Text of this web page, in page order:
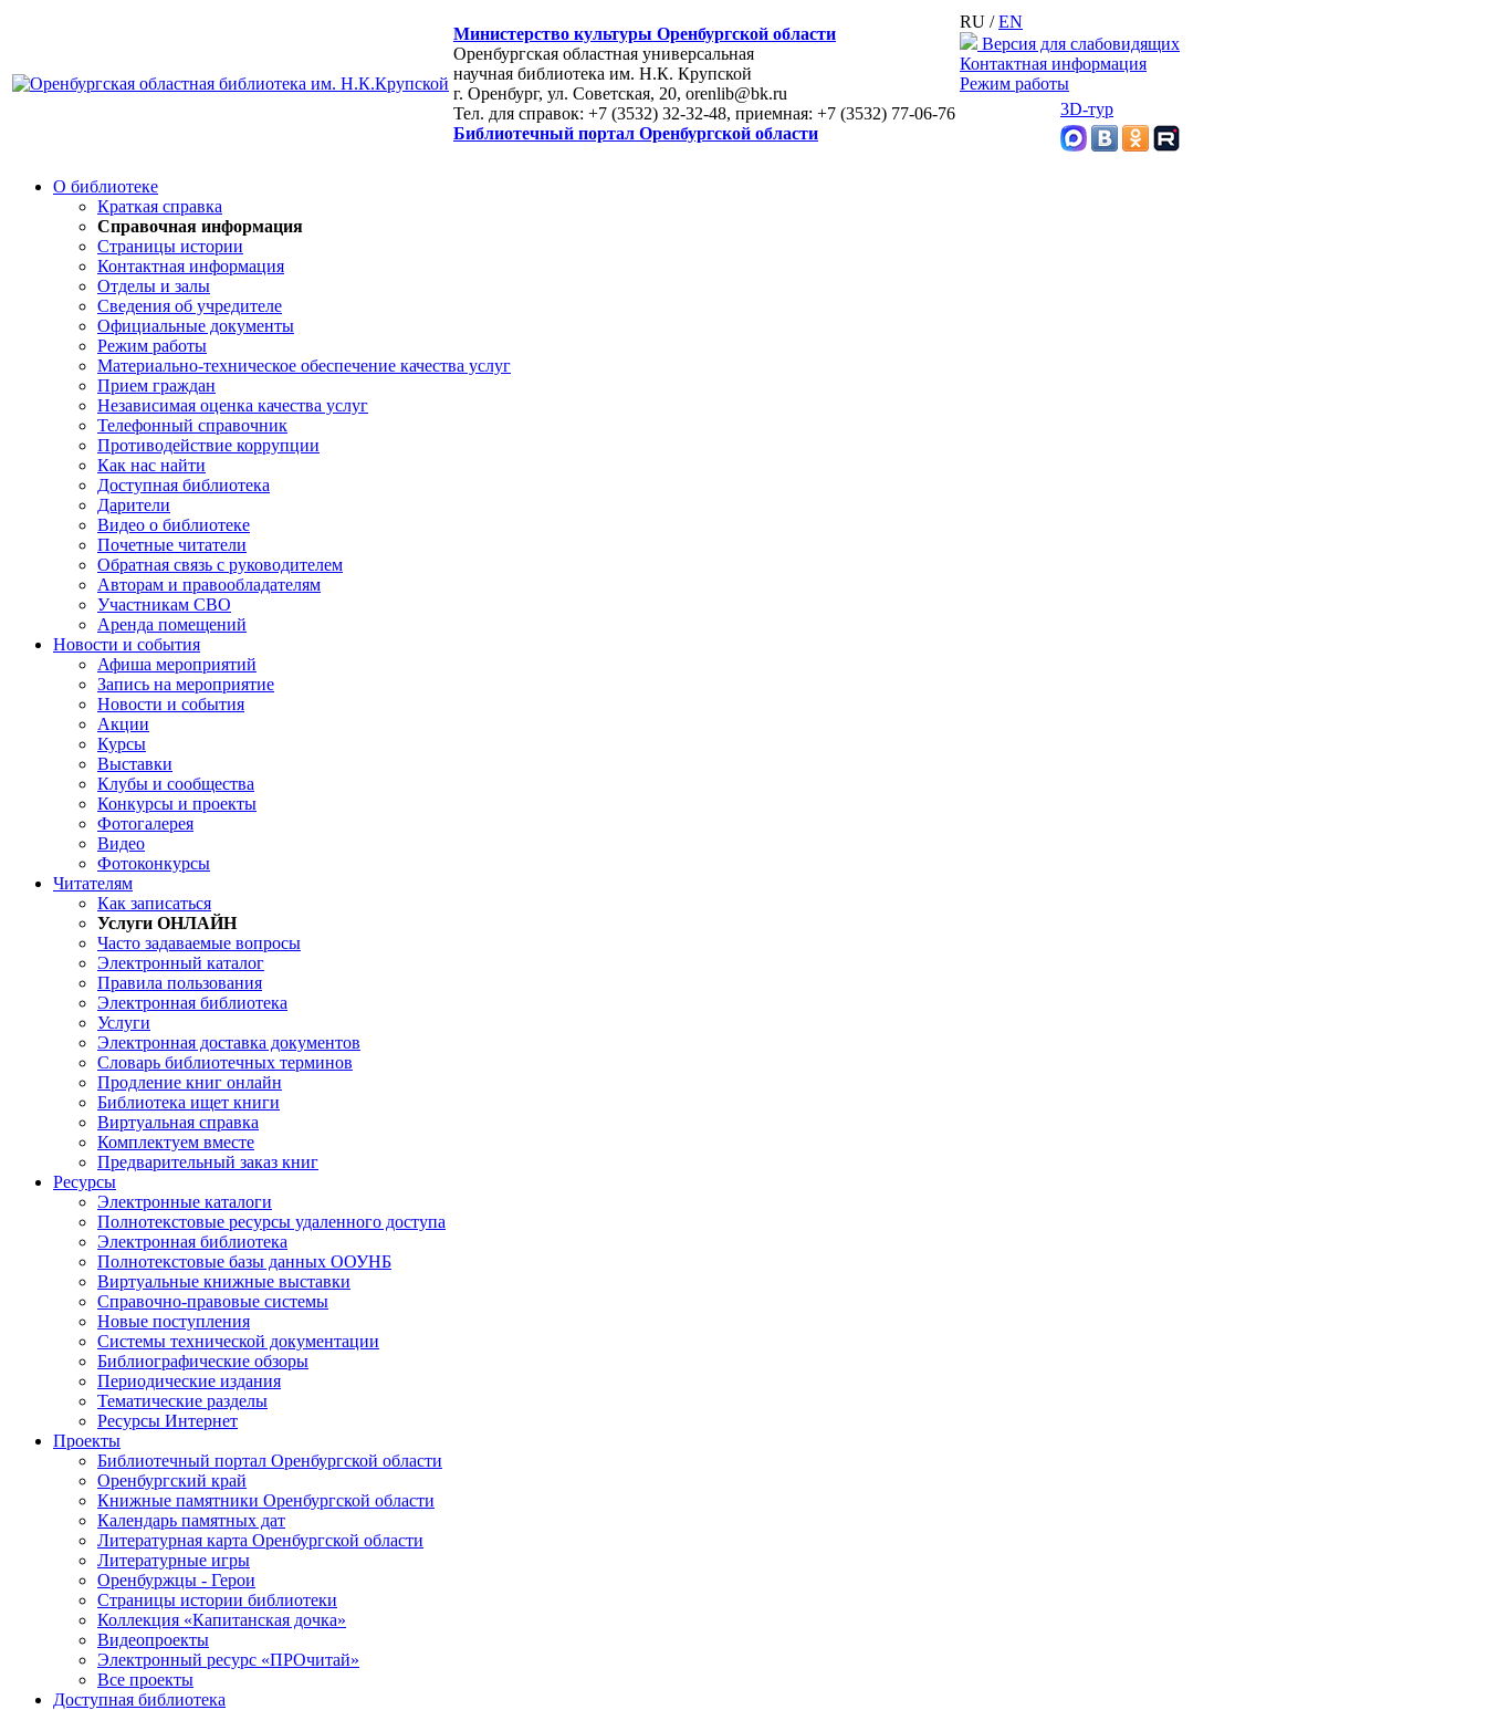
Министерство культуры Оренбургской области
Оренбургская областная универсальная
научная библиотека им. Н.К. Крупской
г. Оренбург, ул. Советская, 20, orenlib@bk.ru
Тел. для справок: +7 (3532) 32-32-48, приемная: +7 (3532) 77-06-76
Библиотечный портал Оренбургской области
RU /EN
Версия для слабовидящих
Контактная информация
Режим работы
3D-тур
О библиотеке
Краткая справка
Справочная информация
Страницы истории
Контактная информация
Отделы и залы
Сведения об учредителе
Официальные документы
Режим работы
Материально-техническое обеспечение качества услуг
Прием граждан
Независимая оценка качества услуг
Телефонный справочник
Противодействие коррупции
Как нас найти
Доступная библиотека
Дарители
Видео о библиотеке
Почетные читатели
Обратная связь с руководителем
Авторам и правообладателям
Участникам СВО
Аренда помещений
Новости и события
Афиша мероприятий
Запись на мероприятие
Новости и события
Акции
Курсы
Выставки
Клубы и сообщества
Конкурсы и проекты
Фотогалерея
Видео
Фотоконкурсы
Читателям
Как записаться
Услуги ОНЛАЙН
Часто задаваемые вопросы
Электронный каталог
Правила пользования
Электронная библиотека
Услуги
Электронная доставка документов
Словарь библиотечных терминов
Продление книг онлайн
Библиотека ищет книги
Виртуальная справка
Комплектуем вместе
Предварительный заказ книг
Ресурсы
Электронные каталоги
Полнотекстовые ресурсы удаленного доступа
Электронная библиотека
Полнотекстовые базы данных ООУНБ
Виртуальные книжные выставки
Справочно-правовые системы
Новые поступления
Cистемы технической документации
Библиографические обзоры
Периодические издания
Тематические разделы
Ресурсы Интернет
Проекты
Библиотечный портал Оренбургской области
Оренбургский край
Книжные памятники Оренбургской области
Календарь памятных дат
Литературная карта Оренбургской области
Литературные игры
Оренбуржцы - Герои
Страницы истории библиотеки
Коллекция «Капитанская дочка»
Видеопроекты
Электронный ресурс «ПРОчитай»
Все проекты
Доступная библиотека